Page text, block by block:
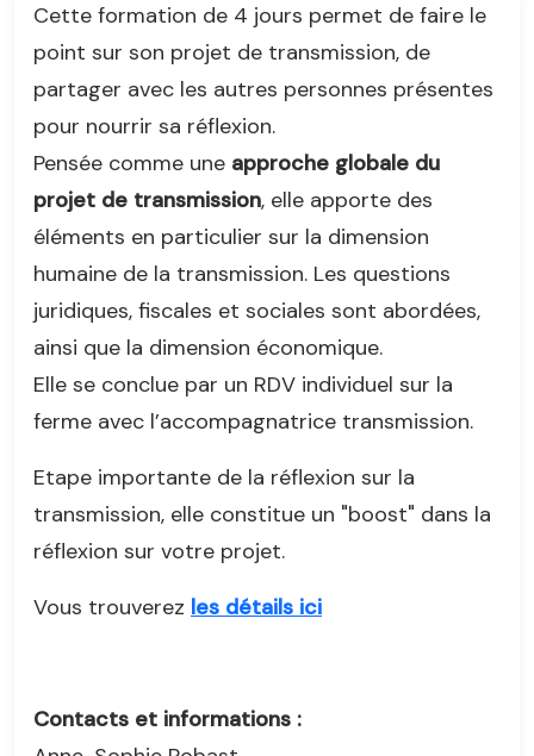
Cette formation de 4 jours permet de faire le
point sur son projet de transmission, de
partager avec les autres personnes présentes
pour nourrir sa réflexion.
Pensée comme une approche globale du
projet de transmission, elle apporte des
éléments en particulier sur la dimension
humaine de la transmission. Les questions
juridiques, fiscales et sociales sont abordées,
ainsi que la dimension économique.
Elle se conclue par un RDV individuel sur la
ferme avec l’accompagnatrice transmission.
Etape importante de la réflexion sur la
transmission, elle constitue un "boost" dans la
réflexion sur votre projet.
Vous trouverez les détails ici
Contacts et informations :